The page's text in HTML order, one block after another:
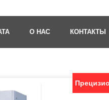
О НАС КОНТАКТЫ